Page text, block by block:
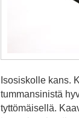
Isosiskolle kans.
tummansinistä
tyttömäisellä.